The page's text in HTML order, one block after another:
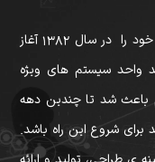
شرکت طرح و پردازش غدیر فعالیت خود را در سال ۱۳۸۲ آغاز
واحد سیستم های ویژه
باعث شد تا چندین دهه
شروع این راه باشد.